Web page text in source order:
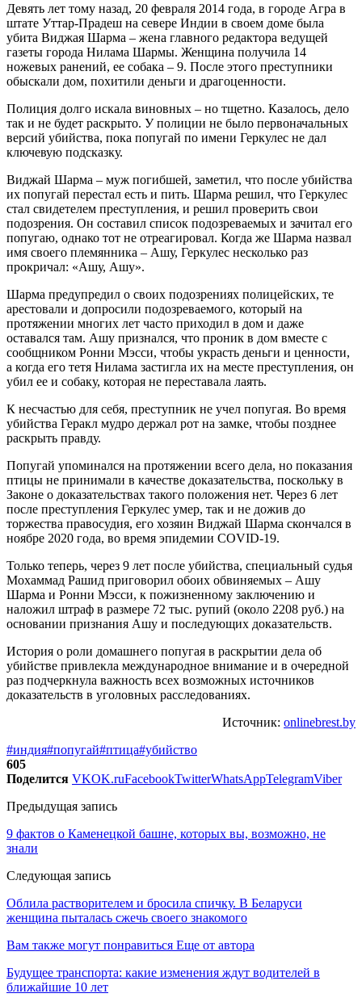
Девять лет тому назад, 20 февраля 2014 года, в городе Агра в
штате Уттар-Прадеш на севере Индии в своем доме была
убита Виджая Шарма – жена главного редактора ведущей
газеты города Нилама Шармы. Женщина получила 14
ножевых ранений, ее собака – 9. После этого преступники
обыскали дом, похитили деньги и драгоценности.
Полиция долго искала виновных – но тщетно. Казалось, дело
так и не будет раскрыто. У полиции не было первоначальных
версий убийства, пока попугай по имени Геркулес не дал
ключевую подсказку.
Виджай Шарма – муж погибшей, заметил, что после убийства
их попугай перестал есть и пить. Шарма решил, что Геркулес
стал свидетелем преступления, и решил проверить свои
подозрения. Он составил список подозреваемых и зачитал его
попугаю, однако тот не отреагировал. Когда же Шарма назвал
имя своего племянника – Ашу, Геркулес несколько раз
прокричал: «Ашу, Ашу».
Шарма предупредил о своих подозрениях полицейских, те
арестовали и допросили подозреваемого, который на
протяжении многих лет часто приходил в дом и даже
оставался там. Ашу признался, что проник в дом вместе с
сообщником Ронни Мэсси, чтобы украсть деньги и ценности,
а когда его тетя Нилама застигла их на месте преступления, он
убил ее и собаку, которая не переставала лаять.
К несчастью для себя, преступник не учел попугая. Во время
убийства Геракл мудро держал рот на замке, чтобы позднее
раскрыть правду.
Попугай упоминался на протяжении всего дела, но показания
птицы не принимали в качестве доказательства, поскольку в
Законе о доказательствах такого положения нет. Через 6 лет
после преступления Геркулес умер, так и не дожив до
торжества правосудия, его хозяин Виджай Шарма скончался в
ноябре 2020 года, во время эпидемии COVID-19.
Только теперь, через 9 лет после убийства, специальный судья
Мохаммад Рашид приговорил обоих обвиняемых – Ашу
Шарма и Ронни Мэсси, к пожизненному заключению и
наложил штраф в размере 72 тыс. рупий (около 2208 руб.) на
основании признания Ашу и последующих доказательств.
История о роли домашнего попугая в раскрытии дела об
убийстве привлекла международное внимание и в очередной
раз подчеркнула важность всех возможных источников
доказательств в уголовных расследованиях.
Источник: onlinebrest.by
#индия#попугай#птица#убийство
605
Поделится VKOK.ruFacebookTwitterWhatsAppTelegramViber
Предыдущая запись
9 фактов о Каменецкой башне, которых вы, возможно, не
знали
Следующая запись
Облила растворителем и бросила спичку. В Беларуси
женщина пыталась сжечь своего знакомого
Вам также могут понравиться Еще от автора
Будущее транспорта: какие изменения ждут водителей в
ближайшие 10 лет